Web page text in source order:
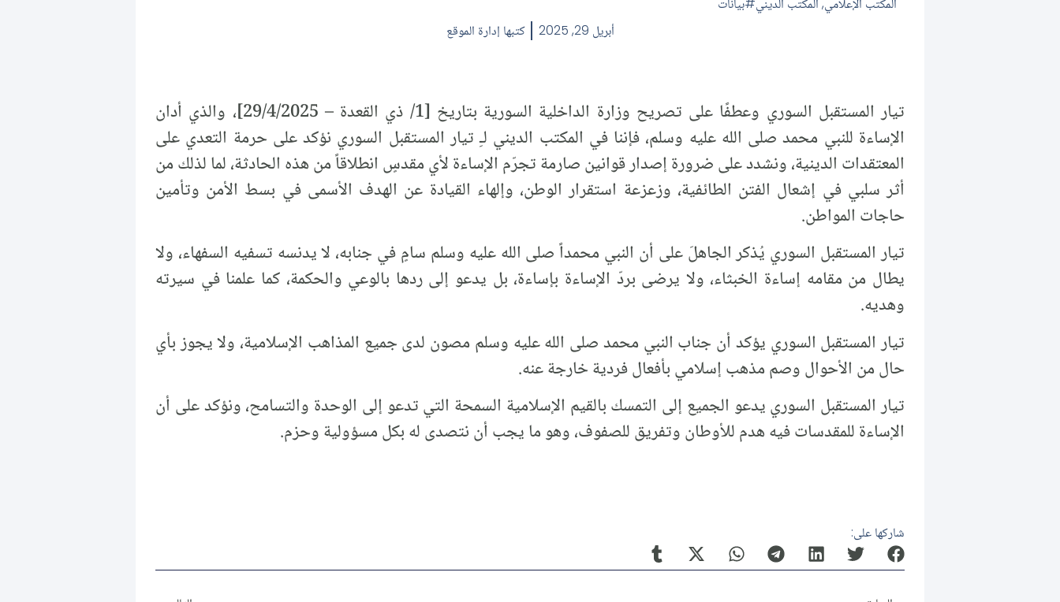
أبريل 29, 2025
كتبها إدارة الموقع
تيار المستقبل السوري وعطفًا على تصريح وزارة الداخلية السورية بتاريخ [1/ ذي القعدة – 29/4/2025]، والذي أدان
الإساءة للنبي محمد صلى الله عليه وسلم، فإننا في المكتب الديني لـِ تيار المستقبل السوري نؤكد على حرمة التعدي على
المعتقدات الدينية، ونشدد على ضرورة إصدار قوانين صارمة تجرّم الإساءة لأي مقدسٍ انطلاقاً من هذه الحادثة، لما لذلك من
أثر سلبي في إشعال الفتن الطائفية، وزعزعة استقرار الوطن، وإلهاء القيادة عن الهدف الأسمى في بسط الأمن وتأمين
حاجات المواطن.
تيار المستقبل السوري يُذكر الجاهلَ على أن النبي محمداً صلى الله عليه وسلم سامٍ في جنابه، لا يدنسه تسفيه السفهاء، ولا
يطال من مقامه إساءة الخبثاء، ولا يرضى بردّ الإساءة بإساءة، بل يدعو إلى ردها بالوعي والحكمة، كما علمنا في سيرته
وهديه.
تيار المستقبل السوري يؤكد أن جناب النبي محمد صلى الله عليه وسلم مصون لدى جميع المذاهب الإسلامية، ولا يجوز بأي
حال من الأحوال وصم مذهب إسلامي بأفعال فردية خارجة عنه.
تيار المستقبل السوري يدعو الجميع إلى التمسك بالقيم الإسلامية السمحة التي تدعو إلى الوحدة والتسامح، ونؤكد على أن
الإساءة للمقدسات فيه هدم للأوطان وتفريق للصفوف، وهو ما يجب أن نتصدى له بكل مسؤولية وحزم.
شاركها على: